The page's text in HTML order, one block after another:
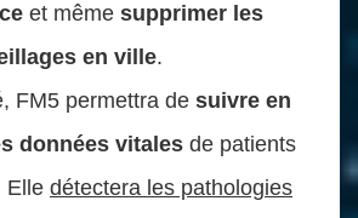
et même supprimer les
en ville.
FM5 permettra de suivre en
données vitales de patients
Elle détectera les pathologies